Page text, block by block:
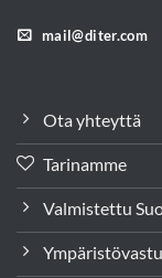
mail@diter.com
Ota yhteyttä
Tarinamme
Valmistettu